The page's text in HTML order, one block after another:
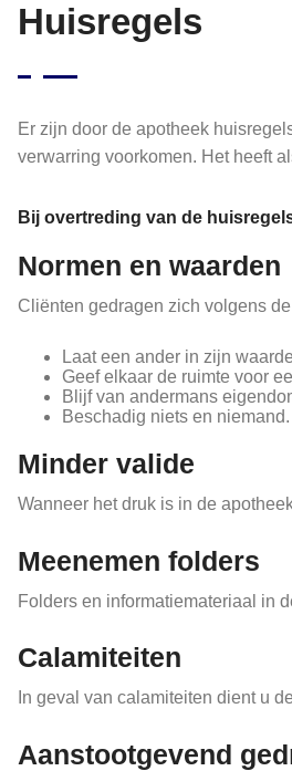
Huisregels
Er zijn door de apotheek
verwarring voorkomen. Het heeft
Bij overtreding van de
Normen en waarden
Cliënten gedragen zich volgens
Laat een ander in zijn
Geef elkaar de ruimte voor
Blijf van andermans
Beschadig niets en niemand.
Minder valide
Wanneer het druk is in de
Meenemen folders
Folders en informatiemateriaal in
Calamiteiten
In geval van calamiteiten dient u
Aanstootgevend